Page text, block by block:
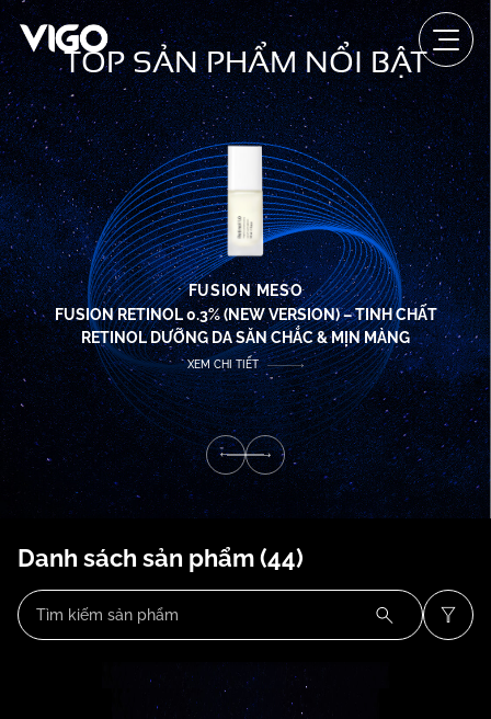
TOP SẢN PHẨM NỔI BẬT
FUSION MESO
FUSION RETINOL 0.3% (NEW VERSION) – TINH CHẤT
RETINOL DƯỠNG DA SĂN CHẮC & MỊN MÀNG
XEM CHI TIẾT
Danh sách sản phẩm(44)